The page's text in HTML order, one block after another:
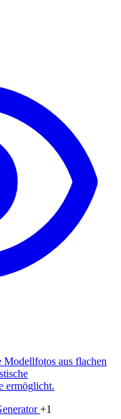
aus flachen
ermöglicht.
+1